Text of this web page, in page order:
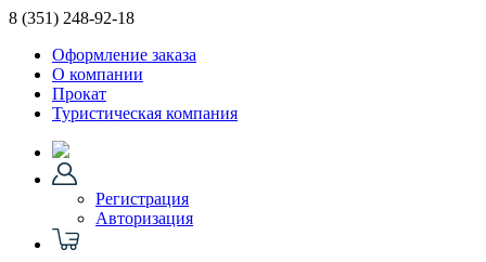
8 (351) 248-92-18
Оформление заказа
О компании
Прокат
Туристическая компания
Регистрация
Авторизация